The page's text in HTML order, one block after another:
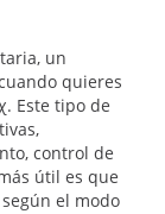
un
quieres
Este tipo de
control de
útil es que
el modo